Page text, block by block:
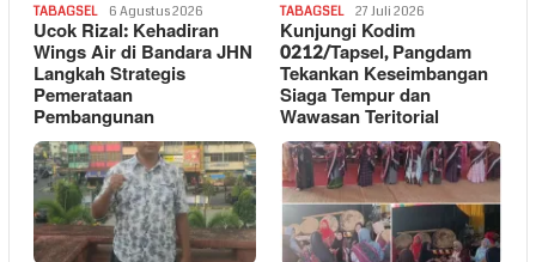
TABAGSEL 6 Agustus 2026
Ucok Rizal: Kehadiran
Wings Air di Bandara JHN
Langkah Strategis
Pemerataan
Pembangunan
TABAGSEL 27 Juli 2026
Kunjungi Kodim
0212/Tapsel, Pangdam
Tekankan Keseimbangan
Siaga Tempur dan
Wawasan Teritorial